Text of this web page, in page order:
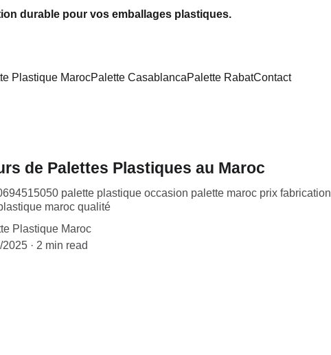
durable pour vos emballages plastiques.
Plastique MarocPalette CasablancaPalette RabatContact
de Palettes Plastiques au Maroc
palette plastique occasion palette maroc prix fabrication
maroc qualité
Plastique Maroc
2025
2 min read